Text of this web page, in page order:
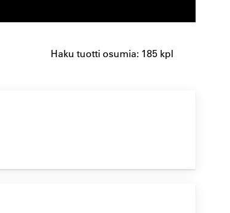
Haku tuotti osumia: 185 kpl